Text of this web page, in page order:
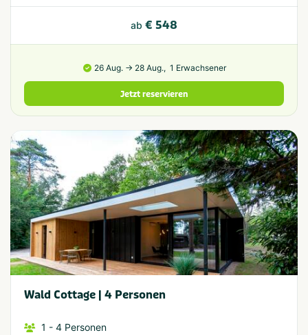
ab € 548
26 Aug. → 28 Aug., 1 Erwachsener
Jetzt reservieren
Wald Cottage | 4 Personen
1 - 4 Personen